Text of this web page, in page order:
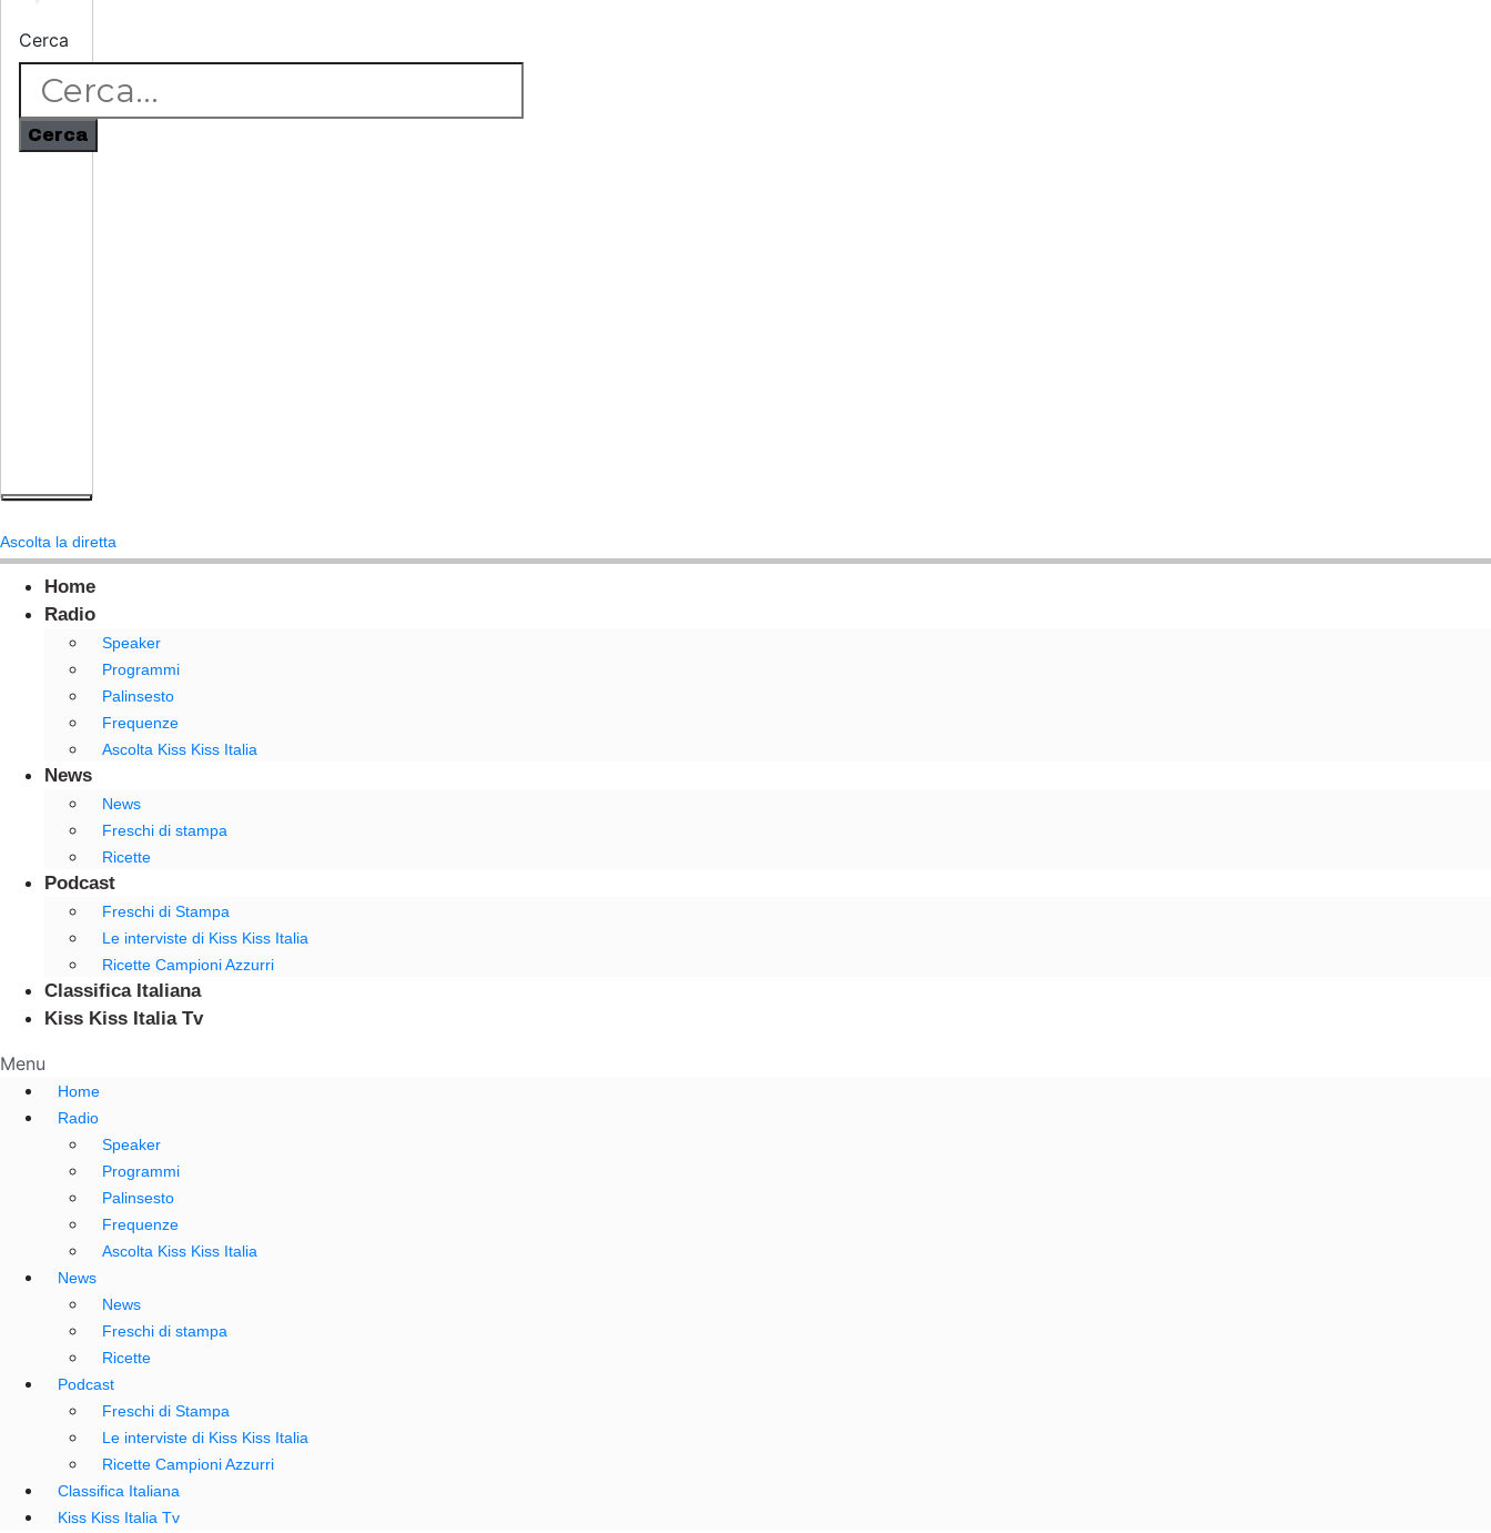
Cerca
Cerca
Ascolta la diretta
Home
Radio
Speaker
Programmi
Palinsesto
Frequenze
Ascolta Kiss Kiss Italia
News
News
Freschi di stampa
Ricette
Podcast
Freschi di Stampa
Le interviste di Kiss Kiss Italia
Ricette Campioni Azzurri
Classifica Italiana
Kiss Kiss Italia Tv
Menu
Home
Radio
Speaker
Programmi
Palinsesto
Frequenze
Ascolta Kiss Kiss Italia
News
News
Freschi di stampa
Ricette
Podcast
Freschi di Stampa
Le interviste di Kiss Kiss Italia
Ricette Campioni Azzurri
Classifica Italiana
Kiss Kiss Italia Tv